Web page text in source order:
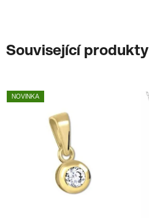
Související produkty
NOVINKA